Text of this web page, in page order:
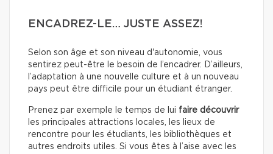
ENCADREZ-LE… JUSTE ASSEZ!
Selon son âge et son niveau d'autonomie, vous
sentirez peut-être le besoin de l’encadrer. D’ailleurs,
l’adaptation à une nouvelle culture et à un nouveau
pays peut être difficile pour un étudiant étranger.
Prenez par exemple le temps de lui faire découvrir
les principales attractions locales, les lieux de
rencontre pour les étudiants, les bibliothèques et
autres endroits utiles. Si vous êtes à l’aise avec les